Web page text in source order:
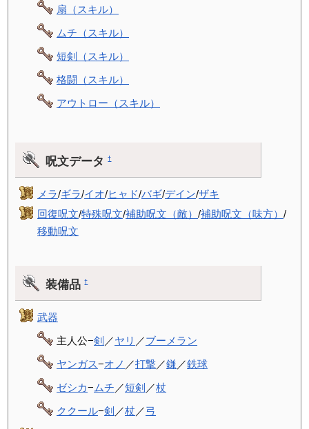
扇（スキル）
ムチ（スキル）
短剣（スキル）
格闘（スキル）
アウトロー（スキル）
呪文データ†
メラ/ギラ/イオ/ヒャド/バギ/デイン/ザキ
回復呪文/特殊呪文/補助呪文（敵）/補助呪文（味方）/
移動呪文
装備品†
武器
主人公−剣 ／ヤリ ／ブーメラン
ヤンガス−オノ ／打撃／鎌 ／鉄球
ゼシカ− ムチ ／短剣 ／杖
ククール−剣 ／杖 ／弓